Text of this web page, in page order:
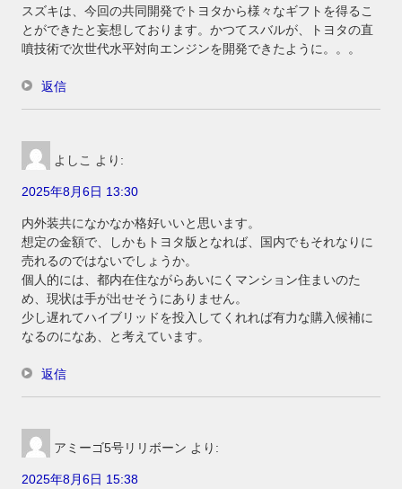
スズキは、今回の共同開発でトヨタから様々なギフトを得るこ
とができたと妄想しております。かつてスバルが、トヨタの直
噴技術で次世代水平対向エンジンを開発できたように。。。
返信
よしこ より:
2025年8月6日 13:30
内外装共になかなか格好いいと思います。
想定の金額で、しかもトヨタ版となれば、国内でもそれなりに
売れるのではないでしょうか。
個人的には、都内在住ながらあいにくマンション住まいのた
め、現状は手が出せそうにありません。
少し遅れてハイブリッドを投入してくれれば有力な購入候補に
なるのになあ、と考えています。
返信
アミーゴ5号リリボーン より:
2025年8月6日 15:38